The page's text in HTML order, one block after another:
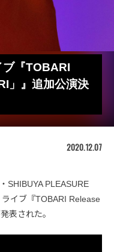
ブ『TOBARI
」』追加公演決
2020.12.07
SHIBUYA PLEASURE
イブ『TOBARI Release
表された。